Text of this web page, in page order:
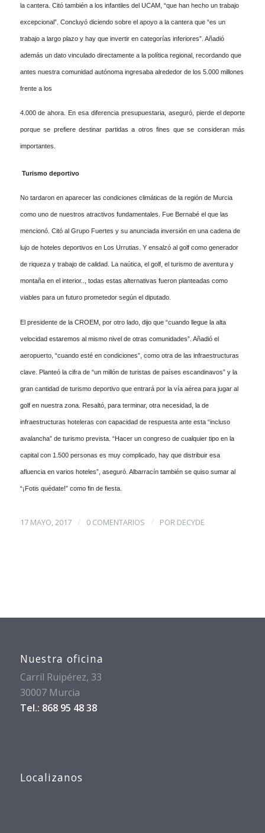
la cantera. Citó también a los infantiles del UCAM, “que han hecho un trabajo
excepcional”. Concluyó diciendo sobre el apoyo a la cantera que “es un
trabajo a largo plazo y hay que invertir en categorías inferiores”. Añadió
además un dato vinculado directamente a la política regional, recordando que
antes nuestra comunidad autónoma ingresaba alrededor de los 5.000 millones
frente a los
4.000 de ahora. En esa diferencia presupuestaria, aseguró, pierde el deporte
porque se prefiere destinar partidas a otros fines que se consideran más
importantes.
Turismo deportivo
No tardaron en aparecer las condiciones climáticas de la región de Murcia
como uno de nuestros atractivos fundamentales. Fue Bernabé el que las
mencionó. Citó al Grupo Fuertes y su anunciada inversión en una cadena de
lujo de hoteles deportivos en Los Urrutias. Y ensalzó al golf como generador
de riqueza y trabajo de calidad. La naútica, el golf, el turismo de aventura y
montaña en el interior.., todas estas alternativas fueron planteadas como
viables para un futuro prometedor según el diputado.
El presidente de la CROEM, por otro lado, dijo que “cuando llegue la alta
velocidad estaremos al mismo nivel de otras comunidades”. Añadió el
aeropuerto, “cuando esté en condiciones”, como otra de las infraestructuras
clave. Planteó la cifra de “un millón de turistas de países escandinavos” y la
gran cantidad de turismo deportivo que entrará por la vía aérea para jugar al
golf en nuestra zona. Resaltó, para terminar, otra necesidad, la de
infraestructuras hoteleras con capacidad de respuesta ante esta “incluso
avalancha” de turismo prevista. “Hacer un congreso de cualquier tipo en la
capital con 1.500 personas es muy complicado, hay que distribuir esa
afluencia en varios hoteles”, aseguró. Albarracín también se quiso sumar al
“¡Fotis quédate!” como fin de fiesta.
17 MAYO, 2017 / 0 COMENTARIOS / POR DECYDE
Nuestra oficina
Carril Ruipérez, 33
30007 Murcia
Tel.: 868 95 48 38
Localizanos